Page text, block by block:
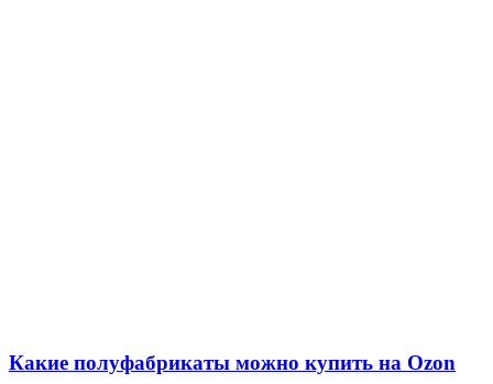
Какие полуфабрикаты можно купить на Ozon